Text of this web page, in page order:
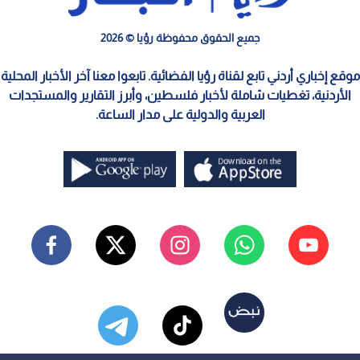
جميع الحقوق محفوظة رؤيا © 2026
موقع إخباري أردني تابع لقناة رؤيا الفضائية. تابعوا معنا آخر الأخبار المحلية
الأردنية، تغطيات شاملة لأخبار فلسطين، وأبرز التقارير والمستجدات
العربية والدولية على مدار الساعة.